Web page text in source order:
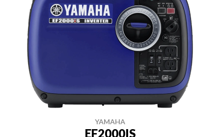
YAMAHA
EF2000IS